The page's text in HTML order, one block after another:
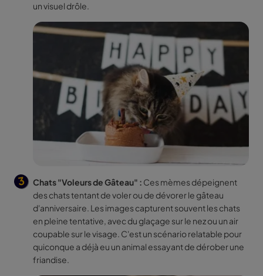
un visuel drôle.
Chats "Voleurs de Gâteau" : Ces mèmes dépeignent
des chats tentant de voler ou de dévorer le gâteau
d'anniversaire. Les images capturent souvent les chats
en pleine tentative, avec du glaçage sur le nez ou un air
coupable sur le visage. C'est un scénario relatable pour
quiconque a déjà eu un animal essayant de dérober une
friandise.